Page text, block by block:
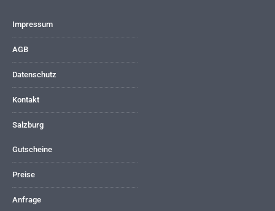
Impressum
AGB
Datenschutz
Kontakt
Salzburg
Gutscheine
Preise
Anfrage